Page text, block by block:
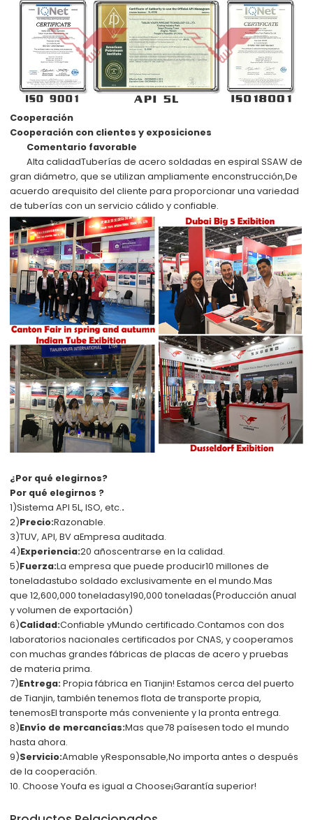
Cooperación
Cooperación con clientes y exposiciones
Comentario favorable
Alta calidadTuberías de acero soldadas en espiral SSAW de
gran diámetro, que se utilizan ampliamente enconstrucción,De
acuerdo arequisito del cliente para proporcionar una variedad
de tuberías con un servicio cálido y confiable.
¿Por qué elegirnos?
Por qué elegirnos ?
1)Sistema API 5L, ISO, etc..
2)Precio:Razonable.
3)TUV, API, BV aEmpresa auditada.
4)Experiencia:20 añoscentrarse en la calidad.
5)Fuerza:La empresa que puede producir10 millones de
toneladastubo soldado exclusivamente en el mundo.Mas
que 12,600,000 toneladasy190,000 toneladas(Producción anual
y volumen de exportación)
6)Calidad:Confiable yMundo certificado.Contamos con dos
laboratorios nacionales certificados por CNAS, y cooperamos
con muchas grandes fábricas de placas de acero y pruebas
de materia prima.
7)Entrega: Propia fábrica en Tianjin! Estamos cerca del puerto
de Tianjin, también tenemos flota de transporte propia,
tenemosEl transporte más conveniente y la pronta entrega.
8)Envío de mercancías:Mas que78 paísesen todo el mundo
hasta ahora.
9)Servicio:Amable yResponsable,No importa antes o después
de la cooperación.
10. Choose Youfa es igual a Choose¡Garantía superior!